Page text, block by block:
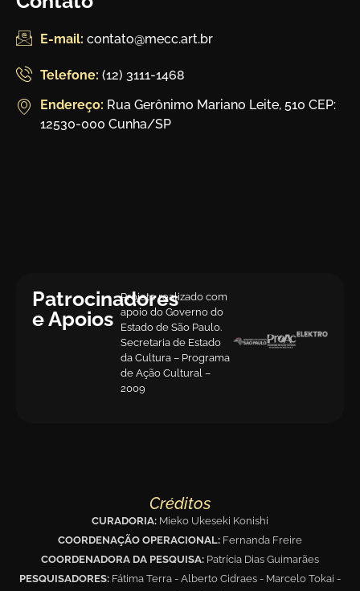
E-mail: contato@mecc.art.br
Telefone: (12) 3111-1468
Endereço: Rua Gerônimo Mariano Leite, 510 CEP:
12530-000 Cunha/SP
Patrocinadores
e Apoios
Projeto realizado com
apoio do Governo do
Estado de São Paulo.
Secretaria de Estado
da Cultura – Programa
de Ação Cultural –
2009
Créditos
CURADORIA: Mieko Ukeseki Konishi
COORDENAÇÃO OPERACIONAL: Fernanda Freire
COORDENADORA DA PESQUISA: Patrícia Dias Guimarães
PESQUISADORES: Fátima Terra - Alberto Cidraes - Marcelo Tokai -